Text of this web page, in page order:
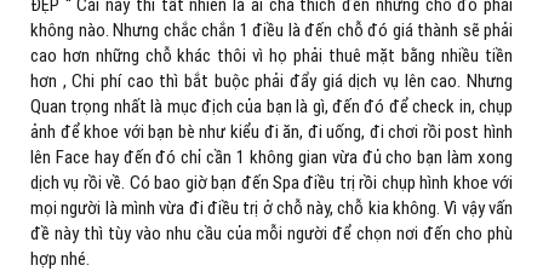
không nào. Nhưng chắc chắn 1 điều là đến chỗ đó giá thành sẽ phải
cao hơn những chỗ khác thôi vì họ phải thuê mặt bằng nhiều tiền
hơn , Chi phí cao thì bắt buộc phải đẩy giá dịch vụ lên cao. Nhưng
Quan trọng nhất là mục địch của bạn là gì, đến đó để check in, chụp
ảnh để khoe với bạn bè như kiểu đi ăn, đi uống, đi chơi rồi post hình
lên Face hay đến đó chỉ cần 1 không gian vừa đủ cho bạn làm xong
dịch vụ rồi về. Có bao giờ bạn đến Spa điều trị rồi chụp hình khoe với
mọi người là mình vừa đi điều trị ở chỗ này, chỗ kia không. Vì vậy vấn
đề này thì tùy vào nhu cầu của mỗi người để chọn nơi đến cho phù
hợp nhé.